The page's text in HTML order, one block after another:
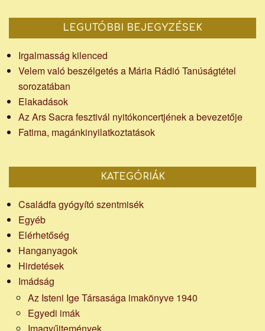
LEGUTÓBBI BEJEGYZÉSEK
Irgalmasság kilenced
Velem való beszélgetés a Mária Rádió Tanúságtétel
sorozatában
Elakadások
Az Ars Sacra fesztivál nyitókoncertjének a bevezetője
Fatima, magánkinyilatkoztatások
KATEGÓRIÁK
Családfa gyógyító szentmisék
Egyéb
Elérhetőség
Hanganyagok
Hirdetések
Imádság
Az Isteni Ige Társasága imakönyve 1940
Egyedi imák